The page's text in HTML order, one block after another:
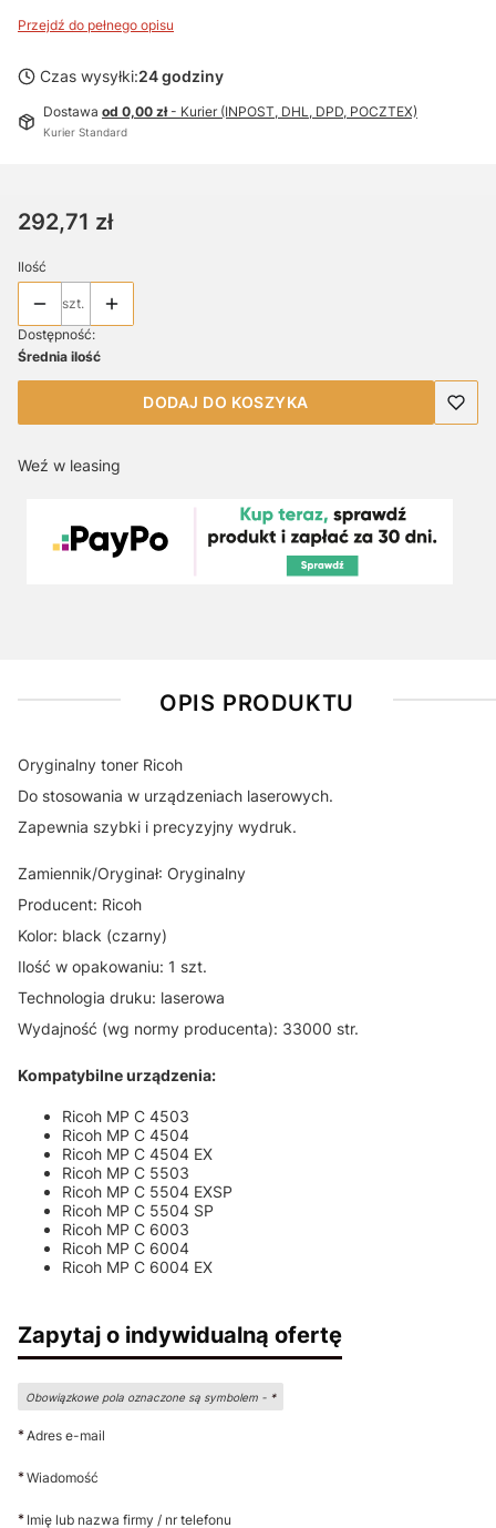
Przejdź do pełnego opisu
Czas wysyłki:24 godziny
Dostawa od 0,00 zł- Kurier (INPOST, DHL, DPD, POCZTEX)
Kurier Standard
Cena
292,71 zł
Ilość
szt.
Dostępność:
Średnia ilość
DODAJ DO KOSZYKA
Weź w leasing
OPIS PRODUKTU
Oryginalny toner Ricoh
Do stosowania w urządzeniach laserowych.
Zapewnia szybki i precyzyjny wydruk.
Zamiennik/Oryginał: Oryginalny
Producent: Ricoh
Kolor: black (czarny)
Ilość w opakowaniu: 1 szt.
Technologia druku: laserowa
Wydajność (wg normy producenta): 33000 str.
Kompatybilne urządzenia:
Ricoh MP C 4503
Ricoh MP C 4504
Ricoh MP C 4504 EX
Ricoh MP C 5503
Ricoh MP C 5504 EXSP
Ricoh MP C 5504 SP
Ricoh MP C 6003
Ricoh MP C 6004
Ricoh MP C 6004 EX
Zapytaj o indywidualną ofertę
Obowiązkowe pola oznaczone są symbolem - *
*Adres e-mail
*Wiadomość
* Imię lub nazwa firmy / nr telefonu